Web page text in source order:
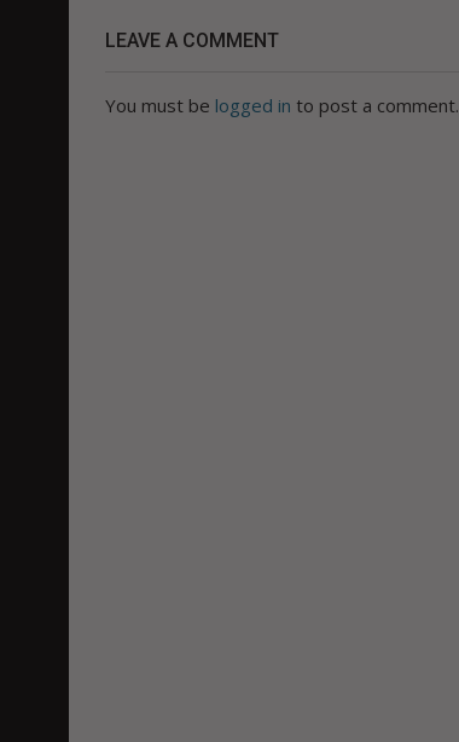
LEAVE A COMMENT
You must be logged in to post a comment.